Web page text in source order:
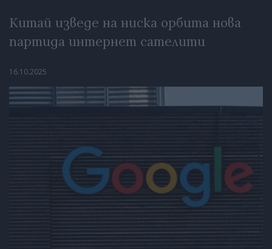
Китай изведе на ниска орбита нова
партида интернет сателити
16.10.2025